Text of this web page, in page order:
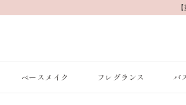
ベースメイク フレグランス バ